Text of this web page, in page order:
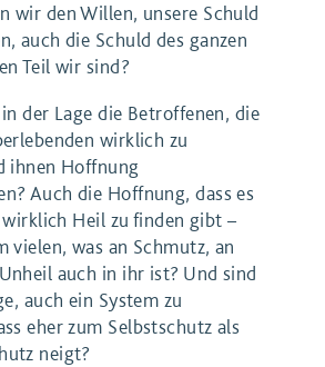
wir den Willen, unsere Schuld
auch die Schuld des ganzen
Teil wir sind?
der Lage die Betroffenen, die
wirklich zu
ihnen Hoffnung
Auch die Hoffnung, dass es
Heil zu finden gibt –
vielen, was an Schmutz, an
auch in ihr ist? Und sind
auch ein System zu
eher zum Selbstschutz als
neigt?